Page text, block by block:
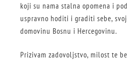
koji su nama stalna opomena i
uspravno hoditi i graditi sebe,
domovinu Bosnu i Hercegovinu.
Prizivam zadovoljstvo, milost te